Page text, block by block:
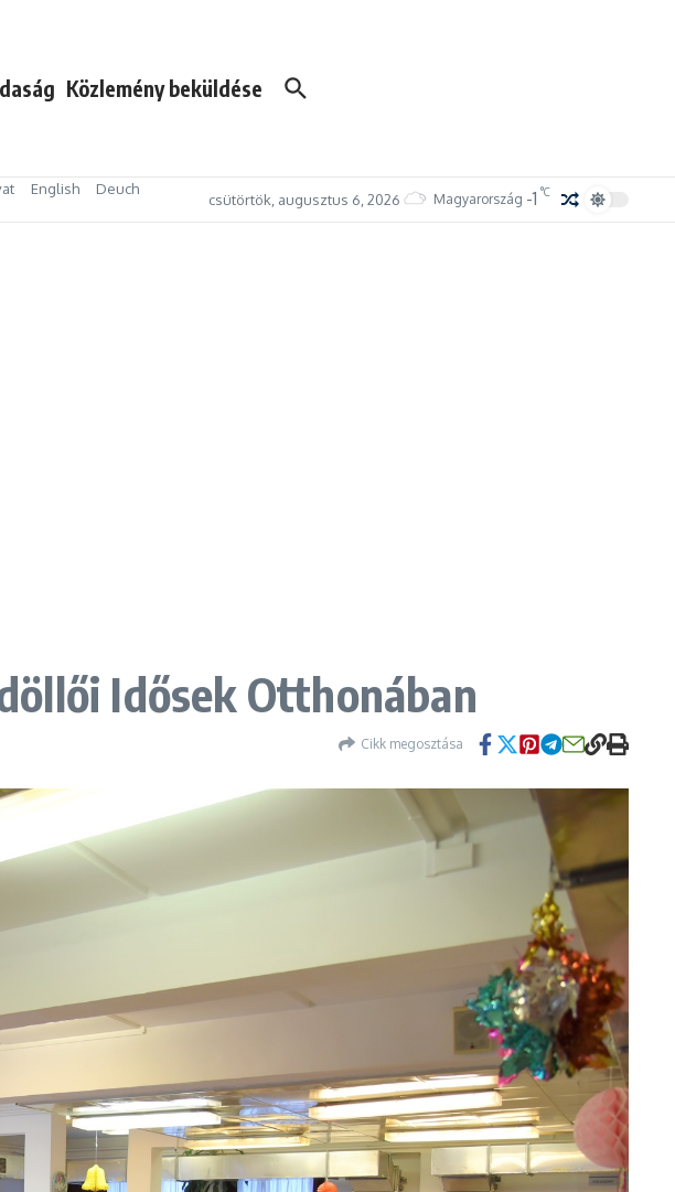
Közlemény beküldése
English
Deuch
csütörtök, augusztus 6, 2026 Magyarország -1 °C
Idősek Otthonában
Cikk megosztása